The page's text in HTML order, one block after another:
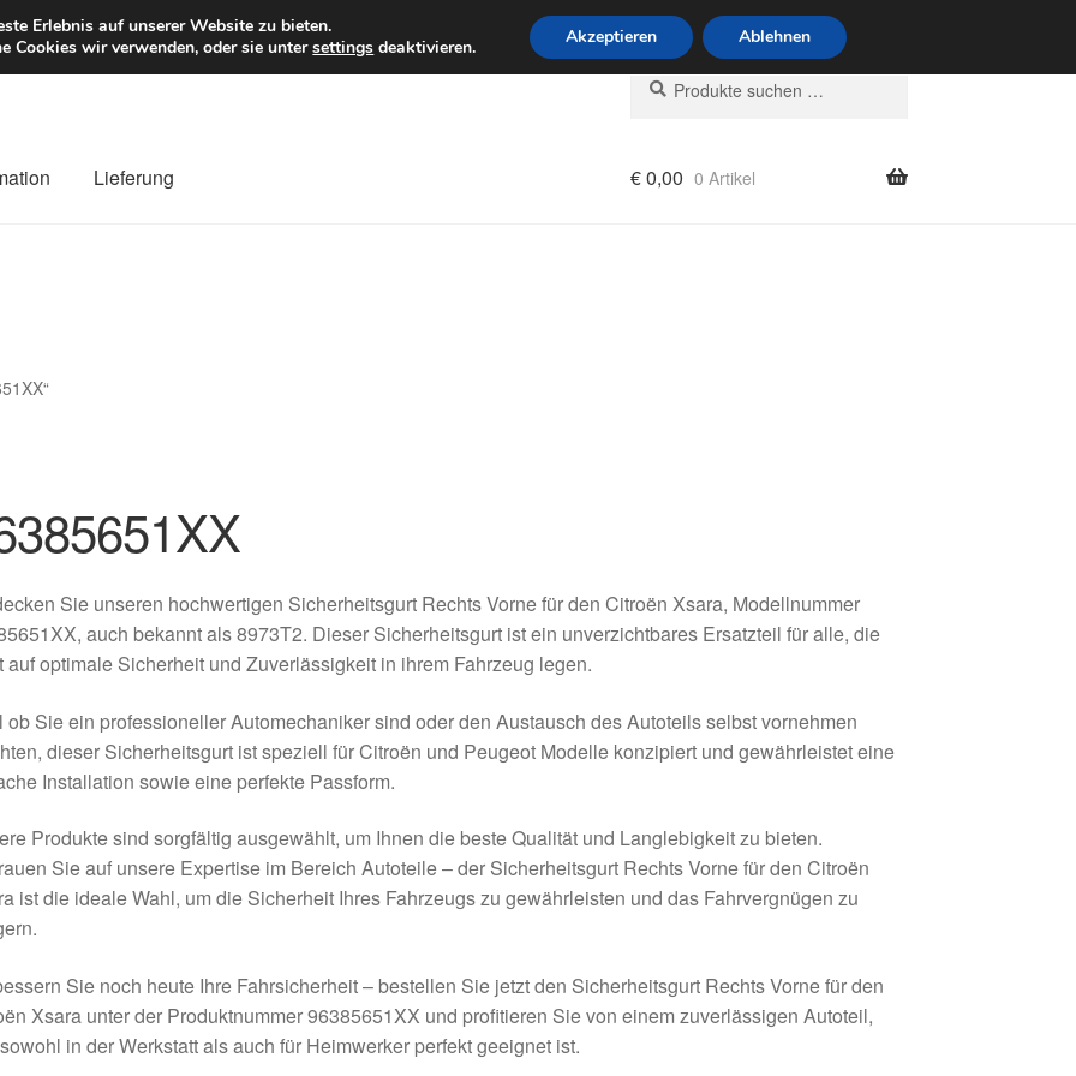
EUR Mo–Fr 9–16 Uhr · 0175 7465658
Suchen
nach:
Suchen
Lieferung €0,00 0 Artikel
Sie unseren hochwertigen Sicherheitsgurt Rechts Vorne für den Citroën Xsara, Modellnummer
auch bekannt als 8973T2. Dieser Sicherheitsgurt ist ein unverzichtbares Ersatzteil für alle, die
auf optimale Sicherheit und Zuverlässigkeit in ihrem Fahrzeug legen.
ob Sie ein professioneller Automechaniker sind oder den Austausch des Autoteils selbst vornehmen
dieser Sicherheitsgurt ist speziell für Citroën und Peugeot Modelle konzipiert und gewährleistet eine
Installation sowie eine perfekte Passform.
Produkte sind sorgfältig ausgewählt, um Ihnen die beste Qualität und Langlebigkeit zu bieten.
Sie auf unsere Expertise im Bereich Autoteile – der Sicherheitsgurt Rechts Vorne für den Citroën
ist die ideale Wahl, um die Sicherheit Ihres Fahrzeugs zu gewährleisten und das Fahrvergnügen zu
Sie noch heute Ihre Fahrsicherheit – bestellen Sie jetzt den Sicherheitsgurt Rechts Vorne für den
Xsara unter der Produktnummer 96385651XX und profitieren Sie von einem zuverlässigen Autoteil,
in der Werkstatt als auch für Heimwerker perfekt geeignet ist.
Erlebnis auf unserer Website zu bieten.
Cookies wir verwenden, oder sie untersettings deaktivieren. Akzeptieren Ablehnen